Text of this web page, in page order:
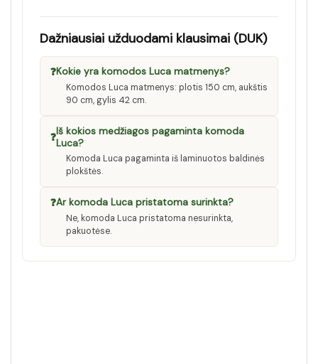
Dažniausiai užduodami klausimai (DUK)
❓Kokie yra komodos Luca matmenys?
Komodos Luca matmenys: plotis 150 cm, aukštis
90 cm, gylis 42 cm.
❓Iš kokios medžiagos pagaminta komoda
Luca?
Komoda Luca pagaminta iš laminuotos baldinės
plokštės.
❓Ar komoda Luca pristatoma surinkta?
Ne, komoda Luca pristatoma nesurinkta,
pakuotėse.